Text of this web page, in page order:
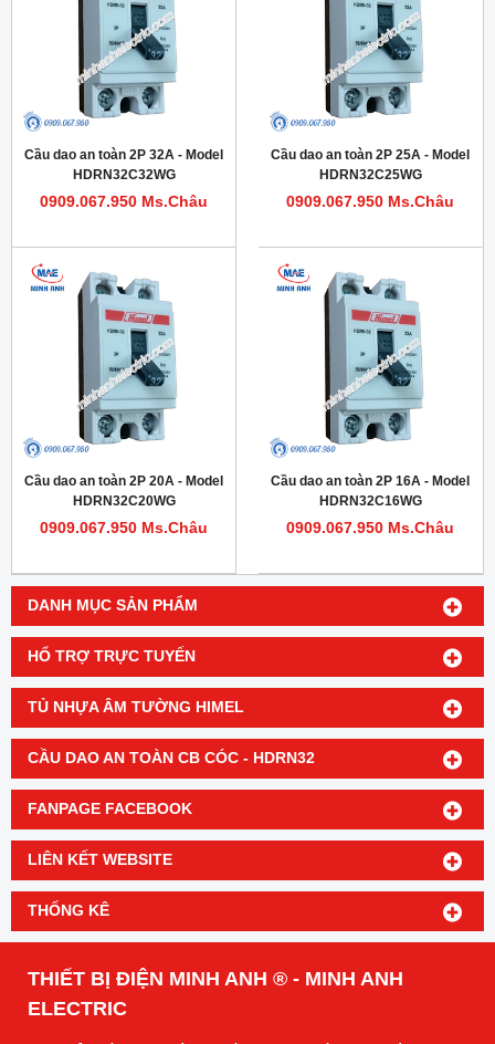
DANH MỤC SẢN PHẨM
HỔ TRỢ TRỰC TUYẾN
TỦ NHỰA ÂM TƯỜNG HIMEL
CẦU DAO AN TOÀN CB CÓC - HDRN32
FANPAGE FACEBOOK
LIÊN KẾT WEBSITE
THỐNG KÊ
Cầu dao an toàn 2P 32A - Model
HDRN32C32WG
0909.067.950 Ms.Châu
Cầu dao an toàn 2P 25A - Model
HDRN32C25WG
0909.067.950 Ms.Châu
Cầu dao an toàn 2P 20A - Model
HDRN32C20WG
0909.067.950 Ms.Châu
Cầu dao an toàn 2P 16A - Model
HDRN32C16WG
0909.067.950 Ms.Châu
THIẾT BỊ ĐIỆN MINH ANH ® - MINH ANH
ELECTRIC